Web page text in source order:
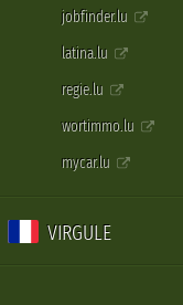
jobfinder.lu
latina.lu
regie.lu
wortimmo.lu
mycar.lu
VIRGULE